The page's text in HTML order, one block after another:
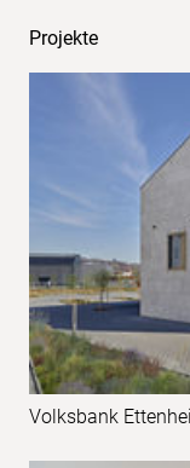
Projekte
Volksbank